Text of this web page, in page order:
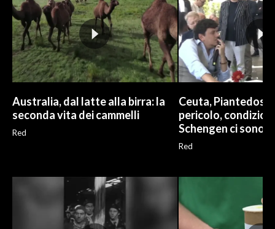
Australia, dal latte alla birra: la
seconda vita dei cammelli
Red
Ceuta, Piantedosi:
pericolo,
Schengen ci sono
Red